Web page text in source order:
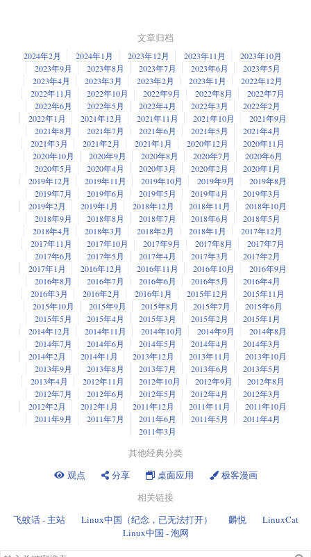
文章归档
2024年2月 2024年1月 2023年12月 2023年11月
2023年10月
2023年9月
2023年8月 2023年7月 2023年6月
2023年5月
2023年4月
2023年3月 2023年2月 2023年1月
2022年12月
2022年11月
2022年10月 2022年9月 2022年8月
2022年7月
2022年6月
2022年5月 2022年4月 2022年3月
2022年2月
2022年1月
2021年12月 2021年11月 2021年10月
2021年9月
2021年8月
2021年7月 2021年6月 2021年5月
2021年4月
2021年3月
2021年2月 2021年1月 2020年12月
2020年11月
2020年10月
2020年9月 2020年8月 2020年7月
2020年6月
2020年5月
2020年4月 2020年3月 2020年2月
2020年1月
2019年12月
2019年11月 2019年10月 2019年9月
2019年8月
2019年7月
2019年6月 2019年5月 2019年4月
2019年3月
2019年2月
2019年1月 2018年12月 2018年11月
2018年10月
2018年9月
2018年8月 2018年7月 2018年6月
2018年5月
2018年4月
2018年3月 2018年2月 2018年1月
2017年12月
2017年11月
2017年10月 2017年9月 2017年8月
2017年7月
2017年6月
2017年5月 2017年4月 2017年3月
2017年2月
2017年1月
2016年12月 2016年11月 2016年10月
2016年9月
2016年8月
2016年7月 2016年6月 2016年5月
2016年4月
2016年3月
2016年2月 2016年1月 2015年12月
2015年11月
2015年10月
2015年9月 2015年8月 2015年7月
2015年6月
2015年5月
2015年4月 2015年3月 2015年2月
2015年1月
2014年12月
2014年11月 2014年10月 2014年9月
2014年8月
2014年7月
2014年6月 2014年5月 2014年4月
2014年3月
2014年2月
2014年1月 2013年12月 2013年11月
2013年10月
2013年9月
2013年8月 2013年7月 2013年6月
2013年5月
2013年4月
2012年11月 2012年10月 2012年9月
2012年8月
2012年7月
2012年6月 2012年5月 2012年4月
2012年3月
2012年2月
2012年1月 2011年12月 2011年11月
2011年10月
2011年9月
2011年7月 2011年6月 2011年5月
2011年4月
2011年3月
其他经典分类
观点
分享 桌面应用
极客漫画
相关链接
飞蚊话 - 主站
Linux中国（纪念，已无法打开） 麟悦
LinuxCat
Linux中国 - 泡网